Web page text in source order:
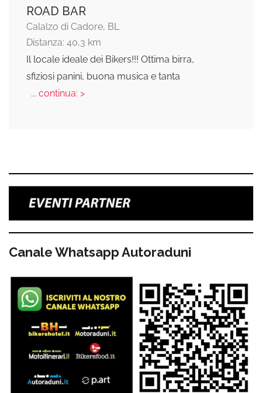
ROAD BAR
Calalzo di Cadore, BL
Distanza: 40,3 km
Il locale ideale dei Bikers!!! Ottima birra,
sfiziosi panini, buona musica e tanta
... continua: >
Canale Whatsapp Autoraduni